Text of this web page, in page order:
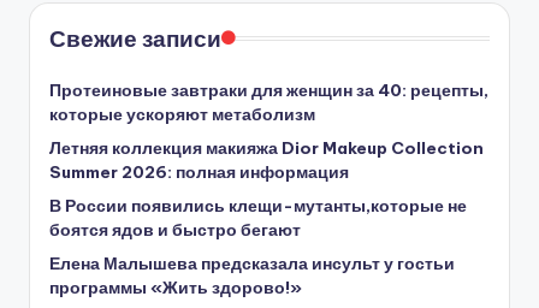
Свежие записи
Протеиновые завтраки для женщин за 40: рецепты,
которые ускоряют метаболизм
Летняя коллекция макияжа Dior Makeup Collection
Summer 2026: полная информация
В России появились клещи-мутанты,которые не
боятся ядов и быстро бегают
Елена Малышева предсказала инсульт у гостьи
программы «Жить здорово!»